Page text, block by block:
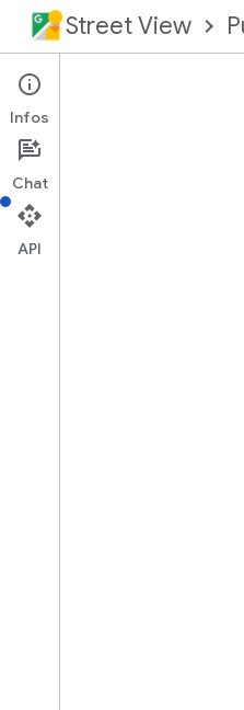
Street View
Aperçu
Conditions préalables
Infos
Chat
API